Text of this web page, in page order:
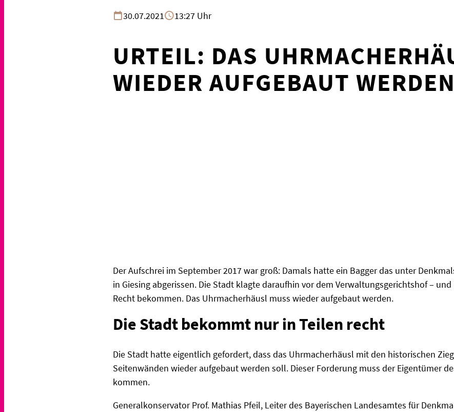
30.07.2021 13:27 Uhr
URTEIL: DAS
WIEDER AUFGEBAUT WERDEN
Der Aufschrei im September 2017 war groß: Damals hatte ein Bagger das unter
in Giesing abgerissen. Die Stadt klagte daraufhin vor dem Verwaltungsgerichtshof –
Recht bekommen. Das Uhrmacherhäusl muss wieder aufgebaut werden.
Die Stadt bekommt nur in Teilen recht
Die Stadt hatte eigentlich gefordert, dass das Uhrmacherhäusl mit den historischen
Seitenwänden wieder aufgebaut werden soll. Dieser Forderung muss der Eigentümer
kommen.
Generalkonservator Prof. Mathias Pfeil, Leiter des Bayerischen Landesamtes für